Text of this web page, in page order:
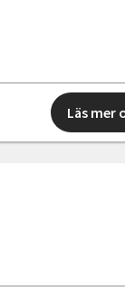
Läs mer